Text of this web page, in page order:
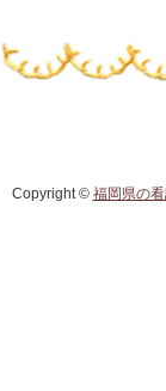
Copyright © 福岡県の